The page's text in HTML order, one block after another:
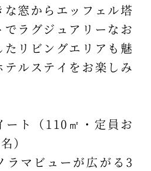
窓からエッフェル塔
ラグジュアリーなお
リビングエリアも魅
ルステイをお楽しみ
ト（110㎡・定員お
）
ラマビューが広がる3